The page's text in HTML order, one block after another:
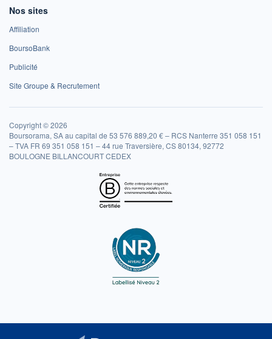
Nos sites
Affiliation
BoursoBank
Publicité
Site Groupe & Recrutement
Copyright © 2026
Boursorama, SA au capital de 53 576 889,20 € – RCS Nanterre 351 058 151
– TVA FR 69 351 058 151 – 44 rue Traversière, CS 80134, 92772
BOULOGNE BILLANCOURT CEDEX